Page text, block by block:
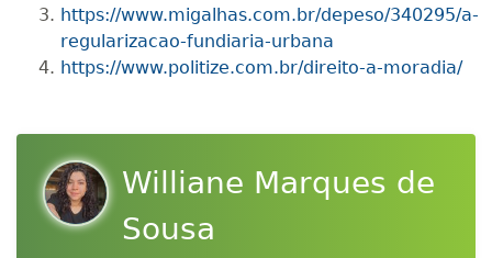
https://www.migalhas.com.br/depeso/340295/a-
regularizacao-fundiaria-urbana
https://www.politize.com.br/direito-a-moradia/
Williane Marques de
Sousa